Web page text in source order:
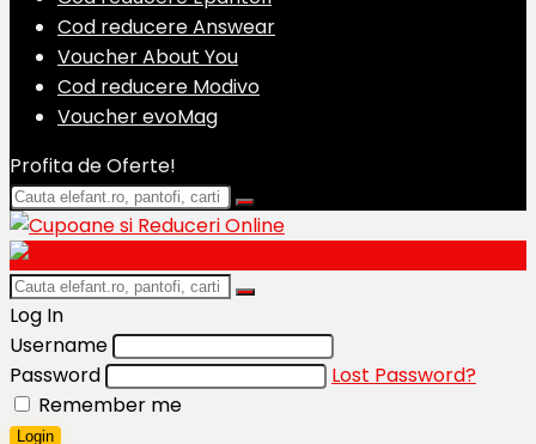
Cod reducere Answear
Voucher About You
Cod reducere Modivo
Voucher evoMag
Profita de Oferte!
Log In
Username
Password
Lost Password?
Remember me
Login